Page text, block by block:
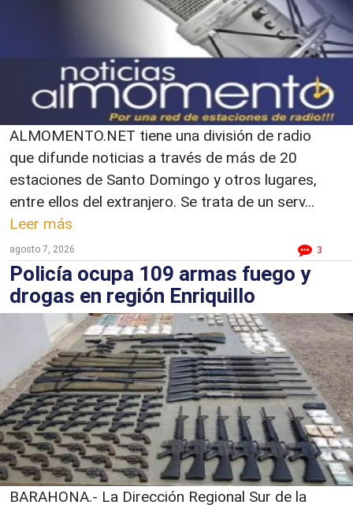
ALMOMENTO.NET tiene una división de radio
que difunde noticias a través de más de 20
estaciones de Santo Domingo y otros lugares,
entre ellos del extranjero. Se trata de un serv...
Leer más
agosto 7, 2026 3
Policía ocupa 109 armas fuego y
drogas en región Enriquillo
BARAHONA.- La Dirección Regional Sur de la